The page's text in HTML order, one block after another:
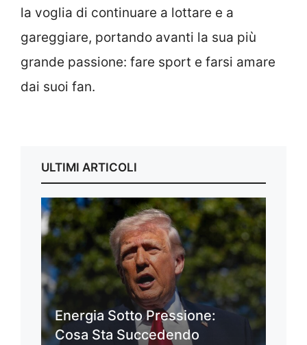
la voglia di continuare a lottare e a
gareggiare, portando avanti la sua più
grande passione: fare sport e farsi amare
dai suoi fan.
ULTIMI ARTICOLI
Energia Sotto Pressione:
Cosa Sta Succedendo